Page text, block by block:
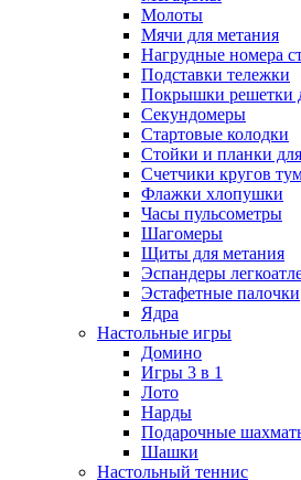
Молоты
Мячи для метания
Нагрудные номера
Подставки тележки
Покрышки решетки
Секундомеры
Стартовые колодки
Стойки и планки
Счетчики кругов
Флажки хлопушки
Часы пульсометры
Шагомеры
Щиты для метания
Эспандеры
Эстафетные палочки
Ядра
Настольные игры
Домино
Игры 3 в 1
Лото
Нарды
Подарочные
Шашки
Настольный теннис